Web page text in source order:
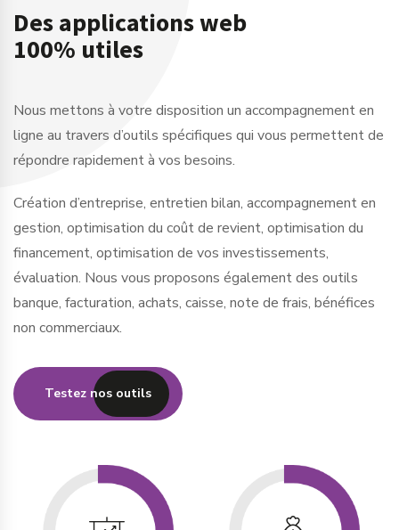
Des applications web
100% utiles
Nous mettons à votre disposition un accompagnement en
ligne au travers d’outils spécifiques qui vous permettent de
répondre rapidement à vos besoins.
Création d’entreprise, entretien bilan, accompagnement en
gestion, optimisation du coût de revient, optimisation du
financement, optimisation de vos investissements,
évaluation. Nous vous proposons également des outils
banque, facturation, achats, caisse, note de frais, bénéfices
non commerciaux.
Testez nos outils